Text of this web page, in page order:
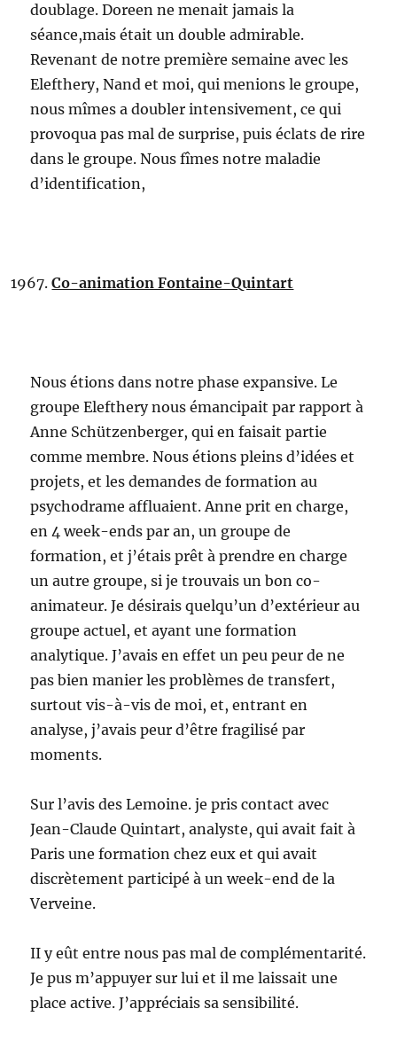
doublage. Doreen ne menait jamais la
séance,mais était un double admirable.
Revenant de notre première semaine avec les
Elefthery, Nand et moi, qui menions le groupe,
nous mîmes a doubler intensivement, ce qui
provoqua pas mal de surprise, puis éclats de rire
dans le groupe. Nous fîmes notre maladie
d’identification,
Co-animation Fontaine-Quintart
Nous étions dans notre phase expansive. Le
groupe Elefthery nous émancipait par rapport à
Anne Schützenberger, qui en faisait partie
comme membre. Nous étions pleins d’idées et
projets, et les demandes de formation au
psychodrame affluaient. Anne prit en charge,
en 4 week-ends par an, un groupe de
formation, et j’étais prêt à prendre en charge
un autre groupe, si je trouvais un bon co-
animateur. Je désirais quelqu’un d’extérieur au
groupe actuel, et ayant une formation
analytique. J’avais en effet un peu peur de ne
pas bien manier les problèmes de transfert,
surtout vis-à-vis de moi, et, entrant en
analyse, j’avais peur d’être fragilisé par
moments.
Sur l’avis des Lemoine. je pris contact avec
Jean-Claude Quintart, analyste, qui avait fait à
Paris une formation chez eux et qui avait
discrètement participé à un week-end de la
Verveine.
II y eût entre nous pas mal de complémentarité.
Je pus m’appuyer sur lui et il me laissait une
place active. J’appréciais sa sensibilité.